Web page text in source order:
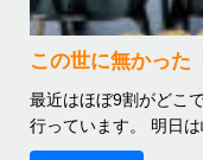
この世に無かった
最近はほぼ9割がどこ
行っています。 明日は